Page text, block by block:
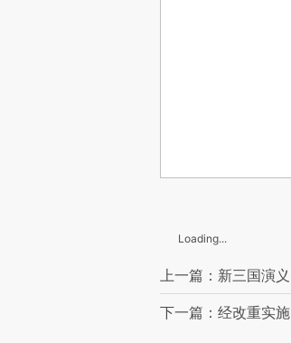
Loading...
上一篇：新三国演义
下一篇：经改重实施